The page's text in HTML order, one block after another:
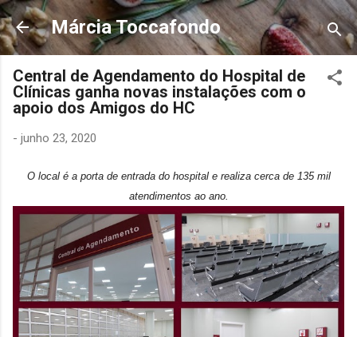
Pular para o conteúdo principal
Márcia Toccafondo
Central de Agendamento do Hospital de
Clínicas ganha novas instalações com o
apoio dos Amigos do HC
- junho 23, 2020
O local é a porta de entrada do hospital e realiza cerca de 135 mil
atendimentos ao ano.